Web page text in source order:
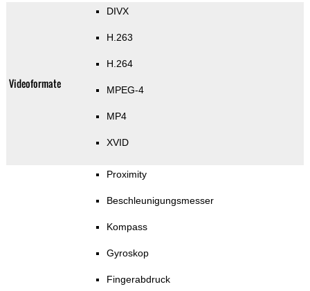
Videoformate
DIVX
H.263
H.264
MPEG-4
MP4
XVID
Proximity
Beschleunigungsmesser
Kompass
Gyroskop
Fingerabdruck